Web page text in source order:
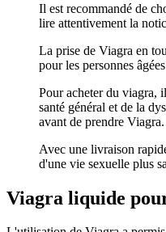
Il est recommandé de
lire attentivement la
La prise de Viagra en
pour les personnes
Pour acheter du viagra,
santé général et de la
avant de prendre Viagra.
Avec une livraison
d'une vie sexuelle plus
Viagra liquide